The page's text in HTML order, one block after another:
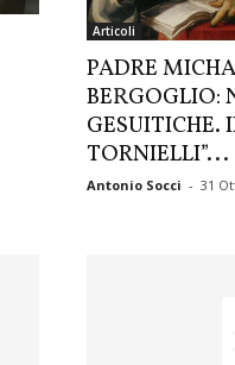
Articoli
PADRE
BERGOGLIO:
GESUITICHE.
TORNIELLI”...
Antonio Socci - 31